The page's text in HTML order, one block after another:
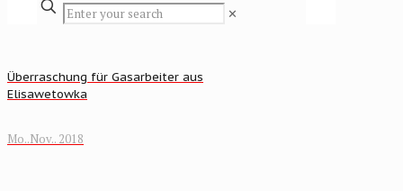
✕
Überraschung für Gasarbeiter aus
Elisawetowka
Mo..Nov.. 2018